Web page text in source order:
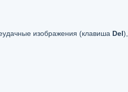
изображения (клавиша Del